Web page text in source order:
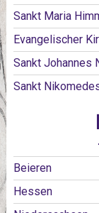
Sankt Maria
Evangelischer
Sankt Johannes
Sankt
Beieren
Hessen